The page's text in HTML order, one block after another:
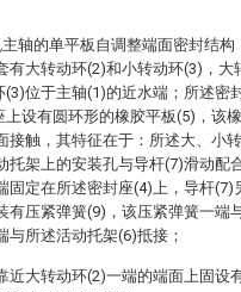
轴的单平板自调整端面密封结构
有大转动环(2)和小转动环(3)，
(3)位于主轴(1)的近水端；所述密
上设有圆环形的橡胶平板(5)，该
接触，其特征在于：所述大、小
托架上的安装孔与导杆(7)滑动配
固定在所述密封座(4)上，导杆(7)
有压紧弹簧(9)，该压紧弹簧一端
与所述活动托架(6)抵接；
近大转动环(2)一端的端面上固设